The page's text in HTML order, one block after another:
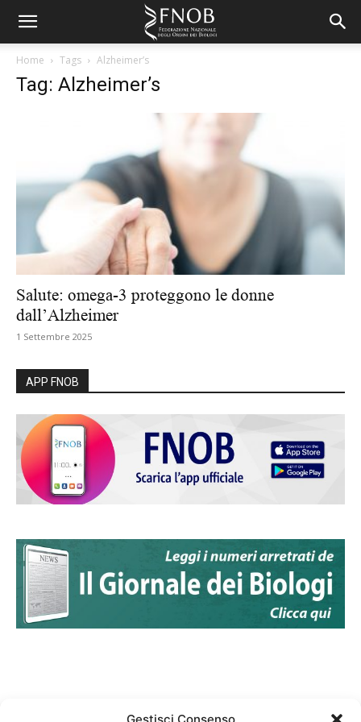
Home Tags Alzheimer’s
Tag: Alzheimer’s
Salute: omega-3 proteggono le donne
dall’Alzheimer
1 Settembre 2025
APP FNOB